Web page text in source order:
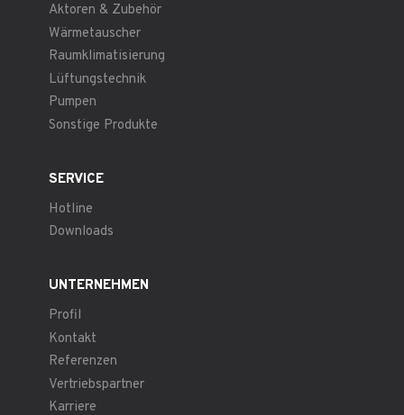
Aktoren & Zubehör
Wärmetauscher
Raumklimatisierung
Lüftungstechnik
Pumpen
Sonstige Produkte
SERVICE
Hotline
Downloads
UNTERNEHMEN
Profil
Kontakt
Referenzen
Vertriebspartner
Karriere